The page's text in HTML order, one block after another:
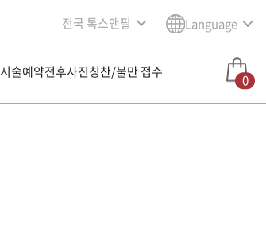
전국 톡스앤필 Language
시술예약전후사진칭찬/불만 접수 0